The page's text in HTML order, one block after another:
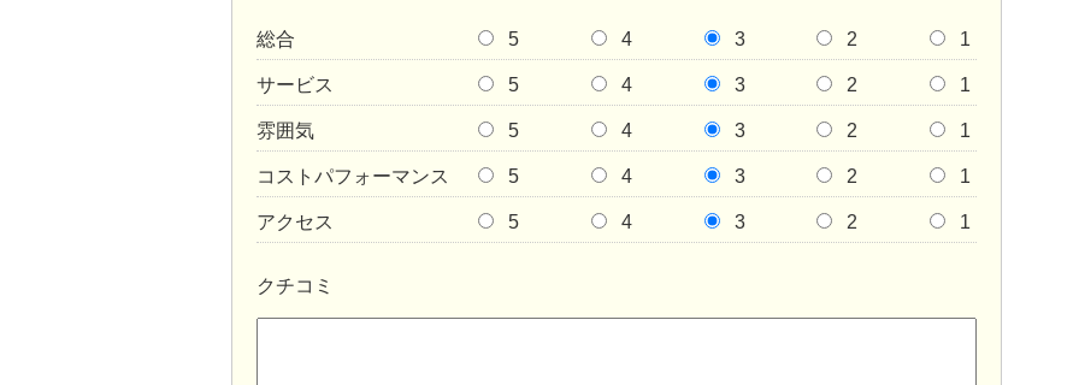
総合 5 4 3 2 1
サービス 5 4 3 2 1
雰囲気 5 4 3 2 1
コストパフォーマンス 5 4 3 2 1
アクセス 5 4 3 2 1
クチコミ